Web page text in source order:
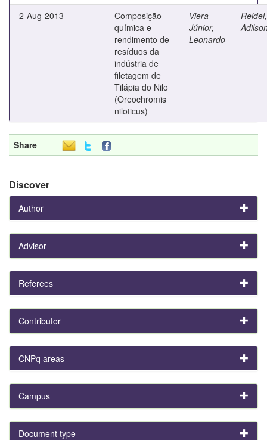
2-Aug-2013
Composição
química e
rendimento de
resíduos da
indústria de
filetagem de
Tilápia do Nilo
(Oreochromis
niloticus)
Viera
Júnior,
Leonardo
Reidel,
Share
Discover
Author
Advisor
Referees
Contributor
CNPq areas
Campus
Document type